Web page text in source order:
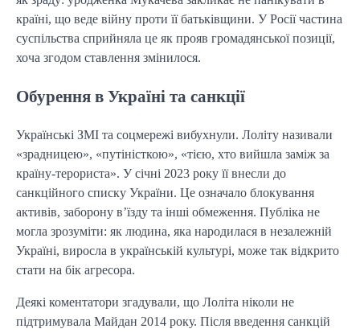
країні, що веде війну проти її батьківщини. У Росії частина
суспільства сприйняла це як прояв громадянської позиції,
хоча згодом ставлення змінилося.
Обурення в Україні та санкції
Українські ЗМІ та соцмережі вибухнули. Лоліту називали
«зрадницею», «путіністкою», «тією, хто вийшла заміж за
країну-терориста». У січні 2023 року її внесли до
санкційного списку України. Це означало блокування
активів, заборону в’їзду та інші обмеження. Публіка не
могла зрозуміти: як людина, яка народилася в незалежній
Україні, виросла в українській культурі, може так відкрито
стати на бік агресора.
Деякі коментатори згадували, що Лоліта ніколи не
підтримувала Майдан 2014 року. Після введення санкцій